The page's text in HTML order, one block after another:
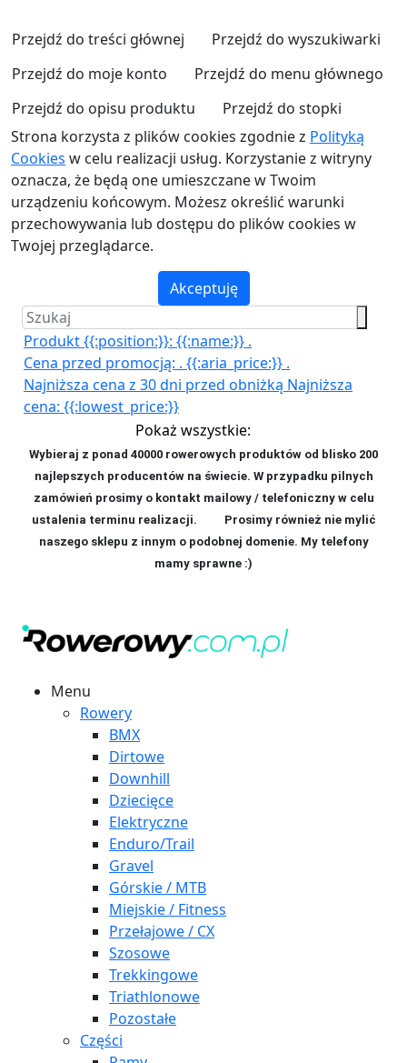
Przejdź do treści głównej
Przejdź do wyszukiwarki
Przejdź do moje konto
Przejdź do menu głównego
Przejdź do opisu produktu
Przejdź do stopki
Strona korzysta z plików cookies zgodnie z Polityką
Cookies w celu realizacji usług. Korzystanie z witryny
oznacza, że będą one umieszczane w Twoim
urządzeniu końcowym. Możesz określić warunki
przechowywania lub dostępu do plików cookies w
Twojej przeglądarce.
Akceptuję
Produkt {{:position:}}: {{:name:}} .
Cena przed promocją: . {{:aria_price:}} .
Najniższa cena z 30 dni przed obniżką Najniższa
cena: {{:lowest_price:}}
Pokaż wszystkie:
Wybieraj z ponad 40000 rowerowych produktów od blisko 200
najlepszych producentów na świecie. W przypadku pilnych
zamówień prosimy o kontakt mailowy / telefoniczny w celu
ustalenia terminu realizacji. Prosimy również nie mylić
naszego sklepu z innym o podobnej domenie. My telefony
mamy sprawne :)
Menu
Rowery
BMX
Dirtowe
Downhill
Dziecięce
Elektryczne
Enduro/Trail
Gravel
Górskie / MTB
Miejskie / Fitness
Przełajowe / CX
Szosowe
Trekkingowe
Triathlonowe
Pozostałe
Części